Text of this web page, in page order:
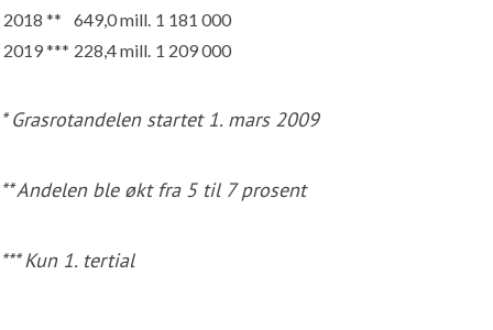
2018 **
649,0 mill. 1 181 000
2019 *** 228,4 mill. 1 209 000
* Grasrotandelen startet 1. mars 2009
** Andelen ble økt fra 5 til 7 prosent
*** Kun 1. tertial